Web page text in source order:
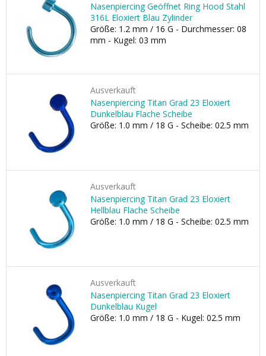
Nasenpiercing Geöffnet Ring Hood Stahl
316L Eloxiert Blau Zylinder
Größe: 1.2 mm / 16 G - Durchmesser: 08
mm - Kugel: 03 mm
Ausverkauft
Nasenpiercing Titan Grad 23 Eloxiert
Dunkelblau Flache Scheibe
Größe: 1.0 mm / 18 G - Scheibe: 02.5 mm
Ausverkauft
Nasenpiercing Titan Grad 23 Eloxiert
Hellblau Flache Scheibe
Größe: 1.0 mm / 18 G - Scheibe: 02.5 mm
Ausverkauft
Nasenpiercing Titan Grad 23 Eloxiert
Dunkelblau Kugel
Größe: 1.0 mm / 18 G - Kugel: 02.5 mm